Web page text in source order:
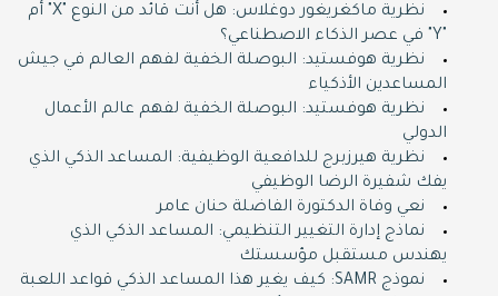
نظرية ماكغريغور دوغلاس: هل أنت قائد من النوع "X" أم
نظرية هوفستيد: البوصلة الخفية لفهم العالم في جيش
المساعدين الأذكياء
نظرية هوفستيد: البوصلة الخفية لفهم عالم الأعمال
الدولي
نظرية هيرزبرج للدافعية الوظيفية: المساعد الذكي الذي
يفك شفيرة الرضا الوظيفي
نعي وفاة الدكتورة الفاضلة حنان عامر
نماذج إدارة التغيير التنظيمي: المساعد الذكي الذي
يهندس مستقبل مؤسستك
نموذج SAMR: كيف يغير هذا المساعد الذكي قواعد اللعبة